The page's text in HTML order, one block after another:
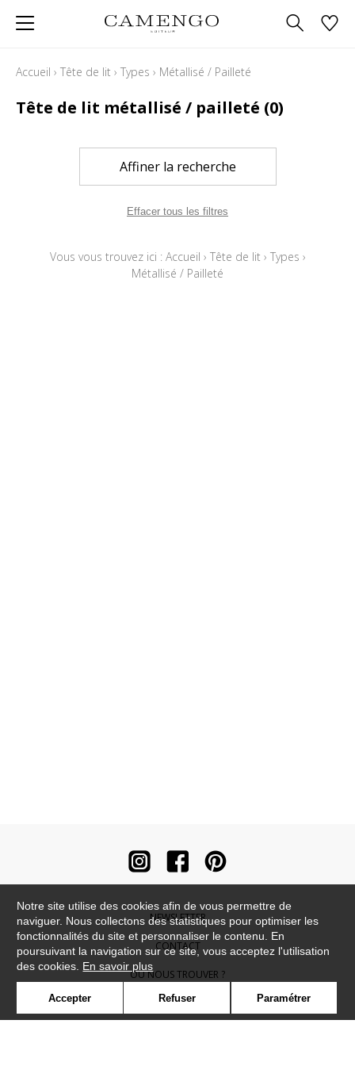
Accueil › Tête de lit › Types › Métallisé / Pailleté
Tête de lit métallisé / pailleté (0)
Affiner la recherche
Effacer tous les filtres
Vous vous trouvez ici : Accueil › Tête de lit › Types ›
Métallisé / Pailleté
NEWSLETTER
CONTACT
OÙ NOUS TROUVER ?
CONTRACT
Notre site utilise des cookies afin de vous permettre de
naviguer. Nous collectons des statistiques pour optimiser les
fonctionnalités du site et personnaliser le contenu. En
poursuivant la navigation sur ce site, vous acceptez l'utilisation
des cookies. En savoir plus
Accepter Refuser Paramétrer